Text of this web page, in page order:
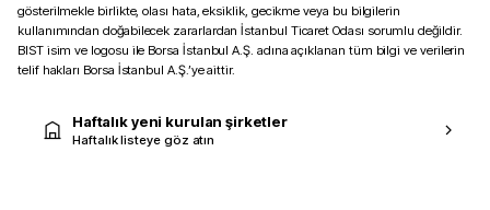
gösterilmekle birlikte, olası hata, eksiklik, gecikme veya bu bilgilerin
kullanımından doğabilecek zararlardan İstanbul Ticaret Odası sorumlu değildir.
BIST isim ve logosu ile Borsa İstanbul A.Ş. adına açıklanan tüm bilgi ve verilerin
telif hakları Borsa İstanbul A.Ş.’ye aittir.
Haftalık yeni kurulan şirketler
Haftalık listeye göz atın